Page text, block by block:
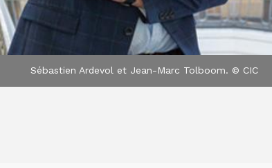
Sébastien Ardevol et Jean-Marc Tolboom. © CIC